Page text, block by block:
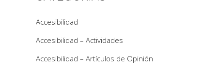
Accesibilidad
Accesibilidad – Actividades
Accesibilidad – Artículos de Opinión